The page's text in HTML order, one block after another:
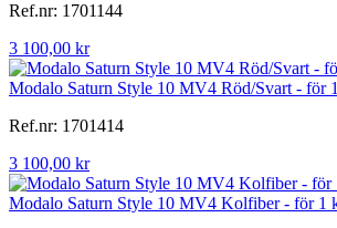
Ref.nr: 1701144
3 100,00 kr
Modalo Saturn Style 10 MV4 Röd/Svart - för
Ref.nr: 1701414
3 100,00 kr
Modalo Saturn Style 10 MV4 Kolfiber - för 1